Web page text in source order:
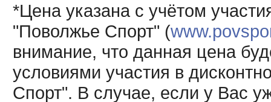
*Цена указана с учётом
"Поволжье Спорт" (
внимание, что данная цена
условиями участия в
Спорт". В случае, если у Вас